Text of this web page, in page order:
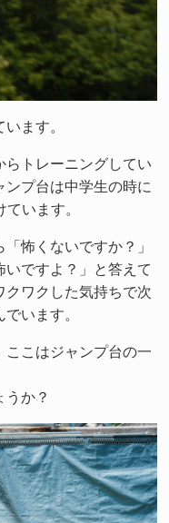
ます。
トレーニングしてい
ンプ台は中学生の時に
います。
怖くないですか？」
ですよ？」と答えて
ワクした気持ちで次
います。
こはジャンプ台の一
か？